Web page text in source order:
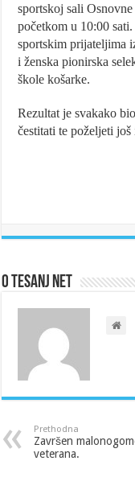
sportskoj sali
početkom u 10:00
sportskim prijateljima
i ženska pionirska
škole košarke.
Rezultat je svakako
čestitati te poželjeti
O Tesanj Net
Prethodna
Završen
veterana.